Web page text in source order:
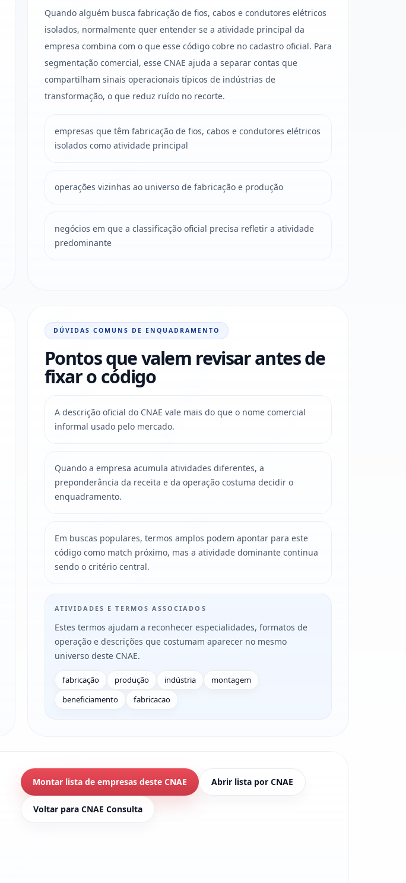
Quando alguém busca fabricação de fios, cabos e condutores elétricos
isolados, normalmente quer entender se a atividade principal da
empresa combina com o que esse código cobre no cadastro oficial. Para
segmentação comercial, esse CNAE ajuda a separar contas que
compartilham sinais operacionais típicos de indústrias de
transformação, o que reduz ruído no recorte.
empresas que têm fabricação de fios, cabos e condutores elétricos
isolados como atividade principal
operações vizinhas ao universo de fabricação e produção
negócios em que a classificação oficial precisa refletir a atividade
predominante
DÚVIDAS COMUNS DE ENQUADRAMENTO
Pontos que valem revisar antes de
fixar o código
A descrição oficial do CNAE vale mais do que o nome comercial
informal usado pelo mercado.
Quando a empresa acumula atividades diferentes, a
preponderância da receita e da operação costuma decidir o
enquadramento.
Em buscas populares, termos amplos podem apontar para este
código como match próximo, mas a atividade dominante continua
sendo o critério central.
ATIVIDADES E TERMOS ASSOCIADOS
Estes termos ajudam a reconhecer especialidades, formatos de
operação e descrições que costumam aparecer no mesmo
universo deste CNAE.
fabricação produção indústria
montagem
beneficiamento
fabricacao
Montar lista de empresas deste CNAE Abrir lista por CNAE
Voltar para CNAE Consulta